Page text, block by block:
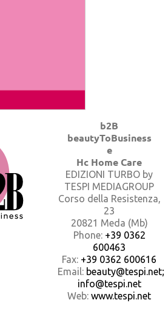
b2B
beautyToBusiness
e
Hc Home Care
EDIZIONI TURBO by
TESPI MEDIAGROUP
Corso della Resistenza,
23
20821 Meda (Mb)
Phone: +39 0362
600463
Fax: +39 0362 600616
Email: beauty@tespi.net;
info@tespi.net
Web: www.tespi.net